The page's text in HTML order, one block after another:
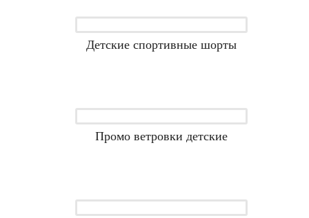
Детские спортивные шорты
Промо ветровки детские